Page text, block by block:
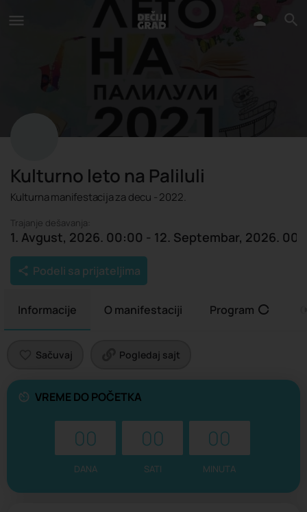
Kulturno leto na Paliluli
Kulturna manifestacija za decu - 2022.
Trajanje dešavanja:
1. Avgust, 2026. 00:00 - 12. Septembar, 2026.
Podeli sa prijateljima
Informacije O manifestaciji Program
Sačuvaj Pogledaj sajt
VREME DO POČETKA
00
DANA
00
SATI
00
MINUTA